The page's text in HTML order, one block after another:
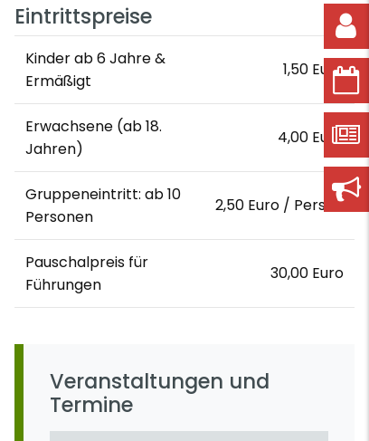
Eintrittspreise
Kinder ab 6 Jahre &
Ermäßigt
1,50 Euro
Erwachsene (ab 18.
Jahren)
4,00 Euro
Gruppeneintritt: ab 10
Personen
2,50 Euro / Person
Pauschalpreis für
Führungen
30,00 Euro
Veranstaltungen und
Termine